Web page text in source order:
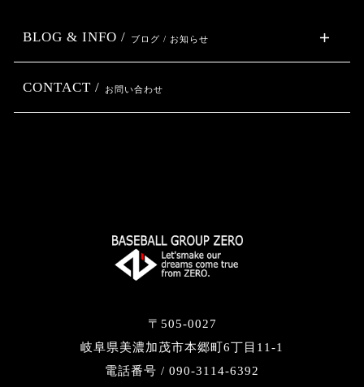
〒505-0027
岐阜県美濃加茂市本郷町6丁目11-1
電話番号 / 090-3114-6392
BLOG & INFO / ブログ / お知らせ
CONTACT / お問い合わせ